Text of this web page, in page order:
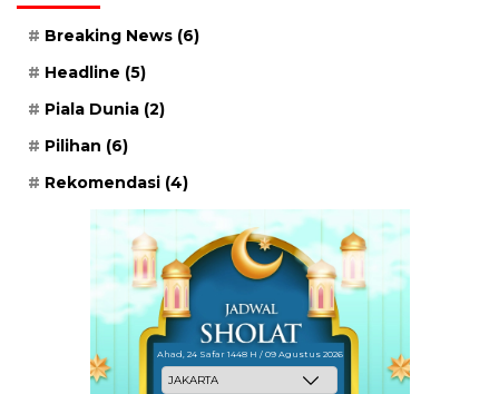
Breaking News (6)
Headline (5)
Piala Dunia (2)
Pilihan (6)
Rekomendasi (4)
Ahad, 24 Safar 1448 H / 09 Agustus 2026